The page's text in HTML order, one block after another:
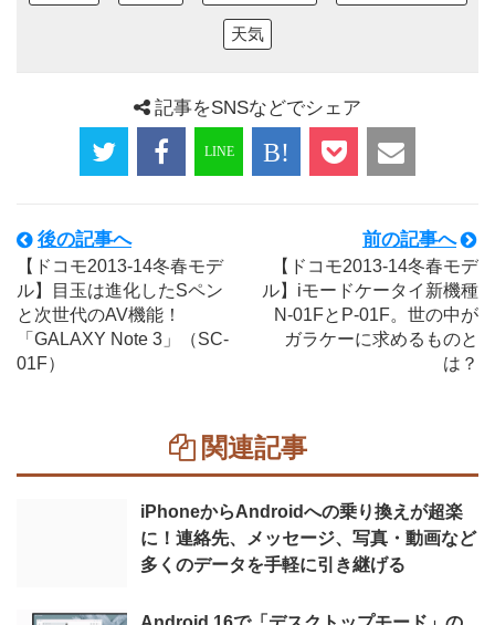
天気
記事をSNSなどでシェア
後の記事へ
【ドコモ2013-14冬春モデ
ル】目玉は進化したSペン
と次世代のAV機能！
「GALAXY Note 3」（SC-
01F）
前の記事へ
【ドコモ2013-14冬春モデ
ル】iモードケータイ新機種
N-01FとP-01F。世の中が
ガラケーに求めるものと
は？
関連記事
iPhoneからAndroidへの乗り換えが超楽
に！連絡先、メッセージ、写真・動画など
多くのデータを手軽に引き継げる